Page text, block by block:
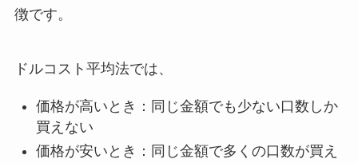
徴です。
ドルコスト平均法では、
価格が高いとき：同じ金額でも少ない口数しか
買えない
価格が安いとき：同じ金額で多くの口数が買え